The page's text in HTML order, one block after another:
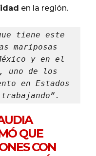
en la región.
tiene este
mariposas
y en el
uno de los
en Estados
QUE
CON